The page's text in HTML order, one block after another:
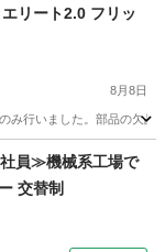
リート2.0 フリッ
8月8日
み行いました。部品の欠
員≫機械系工場で
交替制